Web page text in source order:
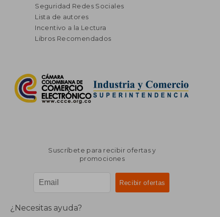
Seguridad Redes Sociales
Lista de autores
Incentivo a la Lectura
Libros Recomendados
Suscríbete para recibir ofertas y
promociones
¿Necesitas ayuda?